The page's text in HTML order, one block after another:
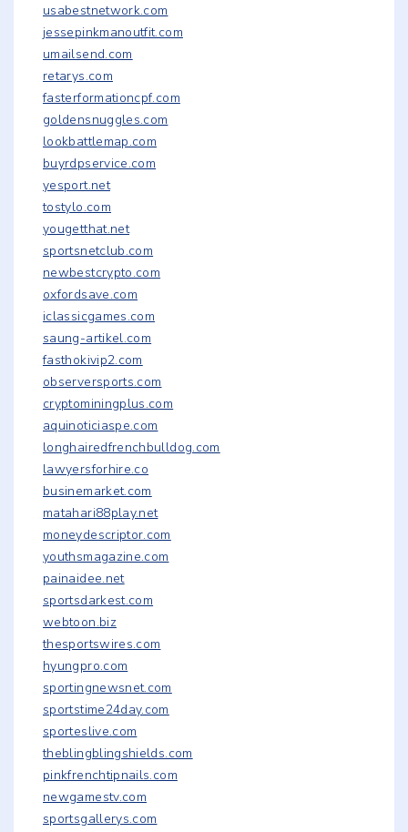
usabestnetwork.com
jessepinkmanoutfit.com
umailsend.com
retarys.com
fasterformationcpf.com
goldensnuggles.com
lookbattlemap.com
buyrdpservice.com
yesport.net
tostylo.com
yougetthat.net
sportsnetclub.com
newbestcrypto.com
oxfordsave.com
iclassicgames.com
saung-artikel.com
fasthokivip2.com
observersports.com
cryptominingplus.com
aquinoticiaspe.com
longhairedfrenchbulldog.com
lawyersforhire.co
businemarket.com
matahari88play.net
moneydescriptor.com
youthsmagazine.com
painaidee.net
sportsdarkest.com
webtoon.biz
thesportswires.com
hyungpro.com
sportingnewsnet.com
sportstime24day.com
sporteslive.com
theblingblingshields.com
pinkfrenchtipnails.com
newgamestv.com
sportsgallerys.com